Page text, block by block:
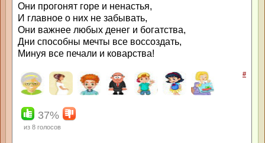
Они прогонят горе и ненастья,
И главное о них не забывать,
Они важнее любых денег и богатства,
Дни способны мечты все воссоздать,
Минуя все печали и коварства!
#
37%
из 8 голосов